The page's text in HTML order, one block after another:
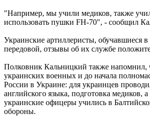
"Например, мы учили медиков, также
использовать пушки FH-70", - сообщил
Украинские артиллеристы, обучавшиеся
передовой, отзывы об их службе
Полковник Кальницкий также напомнил,
украинских военных и до начала
России в Украине: для украинцев
английского языка, подготовка медиков,
украинские офицеры учились в
обороны.